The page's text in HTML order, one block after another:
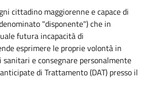
cittadino maggiorenne e capace di
"disponente") che in
futura incapacità di
esprimere le proprie volontà in
e consegnare personalmente
di Trattamento (DAT) presso il